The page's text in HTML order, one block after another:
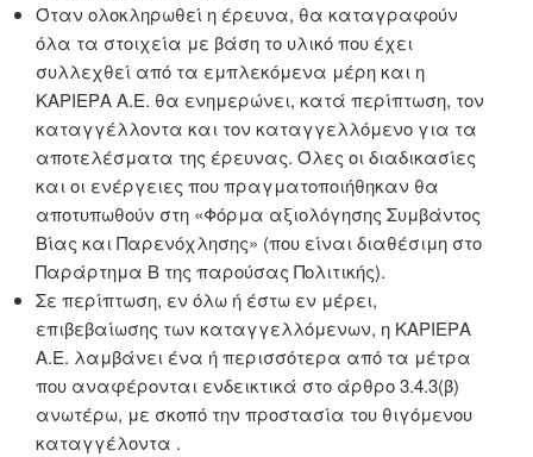
Όταν ολοκληρωθεί η έρευνα, θα καταγραφούν
όλα τα στοιχεία με βάση το υλικό που έχει
συλλεχθεί από τα εμπλεκόμενα μέρη και η
KΑΡΙΕΡΑ Α.Ε. θα ενημερώνει, κατά περίπτωση, τον
καταγγέλλοντα και τον καταγγελλόμενο για τα
αποτελέσματα της έρευνας. Όλες οι διαδικασίες
και οι ενέργειες που πραγματοποιήθηκαν θα
αποτυπωθούν στη «Φόρμα αξιολόγησης Συμβάντος
Bίας και Παρενόχλησης» (που είναι διαθέσιμη στο
Παράρτημα Β της παρούσας Πολιτικής).
Σε περίπτωση, εν όλω ή έστω εν μέρει,
επιβεβαίωσης των καταγγελλόμενων, η KΑΡΙΕΡΑ
Α.Ε. λαμβάνει ένα ή περισσότερα από τα μέτρα
που αναφέρονται ενδεικτικά στο άρθρο 3.4.3(β)
ανωτέρω, με σκοπό την προστασία του θιγόμενου
καταγγέλοντα .